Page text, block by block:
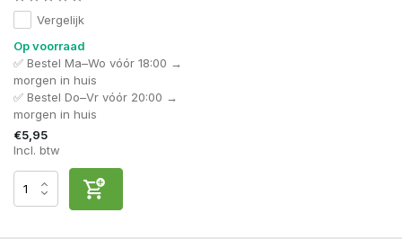
Vergelijk
Op voorraad
✅ Bestel Ma–Wo vóór 18:00 →
morgen in huis
✅ Bestel Do–Vr vóór 20:00 →
morgen in huis
€5,95
Incl. btw